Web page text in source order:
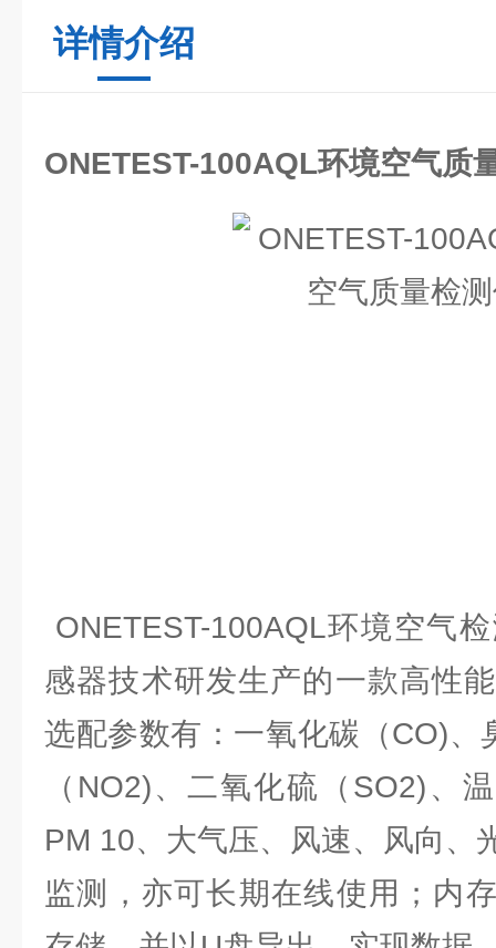
详情介绍
ONETEST-100AQL环境空气质
ONETEST-100AQL环境空气
感器技术研发生产的一款高性
选配参数有：一氧化碳（CO)、
（NO2)、二氧化硫（SO2)、
PM 10、大气压、风速、风向、
监测，亦可长期在线使用；内